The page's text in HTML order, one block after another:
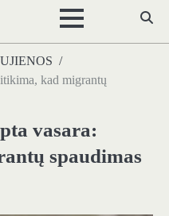
kad migrantų
vasara:
spaudimas